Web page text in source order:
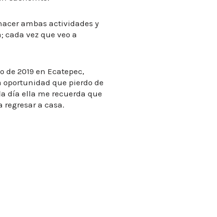
ambas actividades y
cada vez que veo a
de 2019 en Ecatepec,
oportunidad que pierdo de
día ella me recuerda que
regresar a casa.